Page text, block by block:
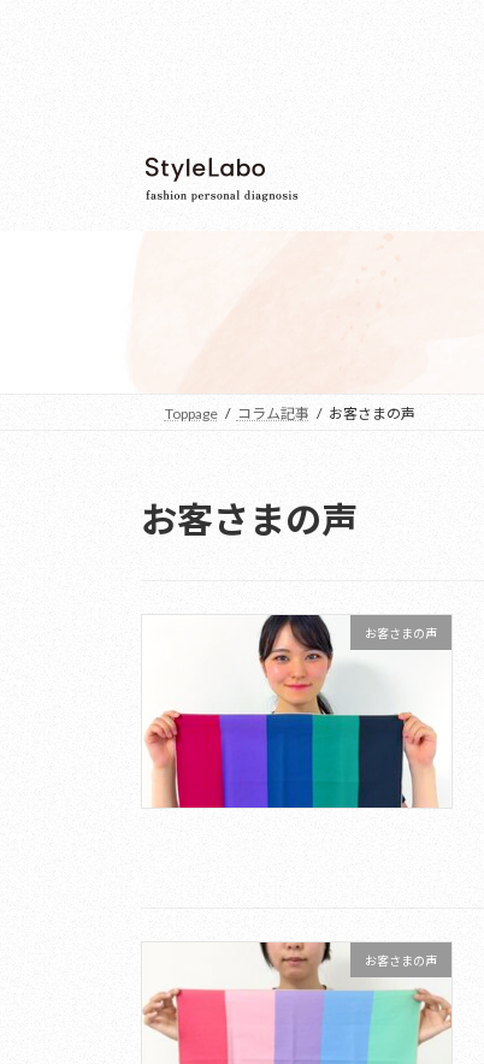
Toppage コラム記事 お客さまの声
お客さまの声
お客さまの声
お客さまの声